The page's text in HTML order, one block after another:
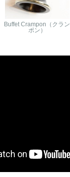
Buffet Crampon（クラン
ポン）